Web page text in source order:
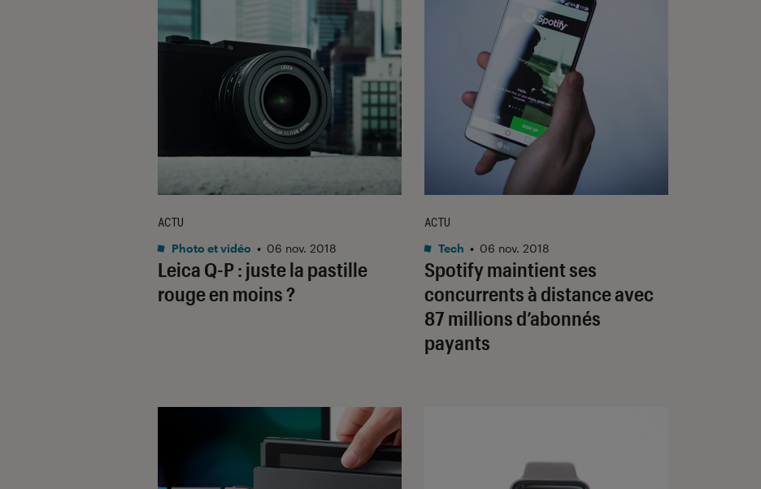
Leica Q-P : juste la pastille
rouge en moins ?
ACTU
Photo et vidéo • 06 nov. 2018
Spotify maintient ses
concurrents à distance avec
87 millions d’abonnés
payants
ACTU
Tech • 06 nov. 2018